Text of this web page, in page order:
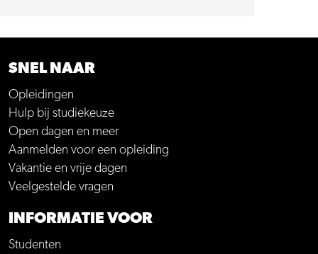
SNEL NAAR
Opleidingen
Hulp bij studiekeuze
Open dagen en meer
Aanmelden voor een opleiding
Vakantie en vrije dagen
Veelgestelde vragen
INFORMATIE VOOR
Studenten